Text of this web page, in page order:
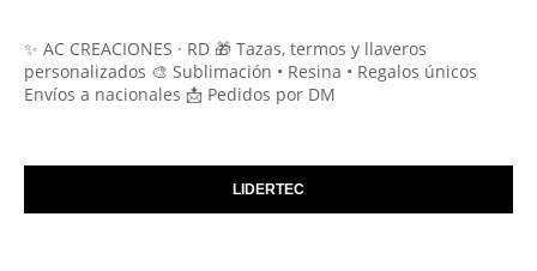
✨ AC CREACIONES · RD 🎁 Tazas, termos y llaveros
personalizados 🎨 Sublimación • Resina • Regalos únicos
Envíos a nacionales 📩 Pedidos por DM
LIDERTEC